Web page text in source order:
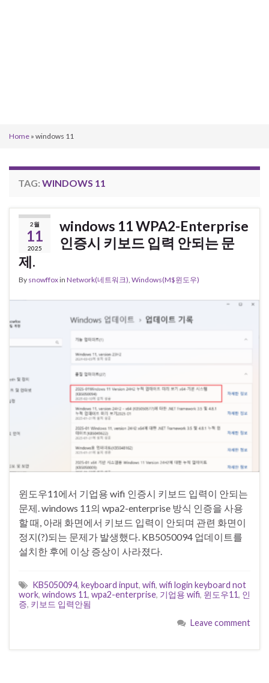
Home » windows 11
TAG: WINDOWS 11
2월
11
2025
windows 11 WPA2-Enterprise
인증시 키보드 입력 안되는 문
제.
By snowffoxin Network(네트워크) Windows(M$윈도우)
윈도우11에서 기업용 wifi 인증시 키보드 입력이 안되는
문제. windows 11의 wpa2-enterprise 방식 인증을 사용
할 때, 아래 화면에서 키보드 입력이 안되며 관련 화면이
정지(?)되는 문제가 발생했다. KB5050094 업데이트를
설치한 후에 이상 증상이 사라졌다.
KB5050094, keyboard input, wifi, wifi login keyboard not
work, windows 11, wpa2-enterprise, 기업용 wifi, 윈도우11, 인
증, 키보드 입력안됨
Leave comment